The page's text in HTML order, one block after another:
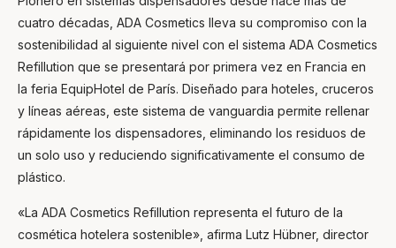
cuatro décadas, ADA Cosmetics lleva su compromiso con la
sostenibilidad al siguiente nivel con el sistema ADA Cosmetics
Refillution que se presentará por primera vez en Francia en
la feria EquipHotel de París. Diseñado para hoteles, cruceros
y líneas aéreas, este sistema de vanguardia permite rellenar
rápidamente los dispensadores, eliminando los residuos de
un solo uso y reduciendo significativamente el consumo de
plástico.
«La ADA Cosmetics Refillution representa el futuro de la
cosmética hotelera sostenible», afirma Lutz Hübner, director
Ask Mira Mira
Hello and welcome! I'm Mira – your virtual
assistant and product consultant from ADA
Cosmetics. 😊 I'm here to help with any